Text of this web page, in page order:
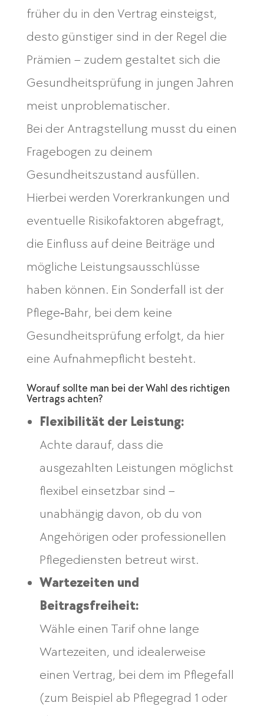
früher du in den Vertrag einsteigst,
desto günstiger sind in der Regel die
Prämien – zudem gestaltet sich die
Gesundheitsprüfung in jungen Jahren
meist unproblematischer.
Bei der Antragstellung musst du einen
Fragebogen zu deinem
Gesundheitszustand ausfüllen.
Hierbei werden Vorerkrankungen und
eventuelle Risikofaktoren abgefragt,
die Einfluss auf deine Beiträge und
mögliche Leistungsausschlüsse
haben können. Ein Sonderfall ist der
Pflege‑Bahr, bei dem keine
Gesundheitsprüfung erfolgt, da hier
eine Aufnahmepflicht besteht.
Worauf sollte man bei der Wahl des richtigen
Vertrags achten?
Flexibilität der Leistung:
Achte darauf, dass die
ausgezahlten Leistungen möglichst
flexibel einsetzbar sind –
unabhängig davon, ob du von
Angehörigen oder professionellen
Pflegediensten betreut wirst.
Wartezeiten und
Beitragsfreiheit:
Wähle einen Tarif ohne lange
Wartezeiten, und idealerweise
einen Vertrag, bei dem im Pflegefall
(zum Beispiel ab Pflegegrad 1 oder